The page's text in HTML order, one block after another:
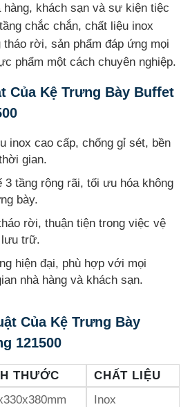
khách sạn và sự kiện tiệc
chắc chắn, chất liệu inox
tháo rời, sản phẩm đáp ứng mọi
phẩm một cách chuyên nghiệp.
Của Kệ Trưng Bày Buffet
inox cao cấp, chống gỉ sét, bền
gian.
3 tầng rộng rãi, tối ưu hóa không
bày.
rời, thuận tiện trong việc vệ
trữ.
hiện đại, phù hợp với mọi
nhà hàng và khách sạn.
Của Kệ Trưng Bày
121500
THƯỚC
CHẤT LIỆU
Inox